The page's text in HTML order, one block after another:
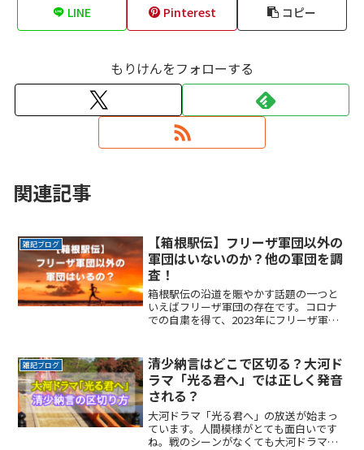
LINE Pinterest コピー
もりけんをフォローする
関連記事
雑記ブログ
【箱根駅伝】フリーザ軍団以外の
軍団はいないのか？他の軍団を調
査！
箱根駅伝の沿道を賑やかす話題の一つと
いえばフリーザ軍団の存在です。コロナ
での自粛を得て、2023年にフリーザ軍団
た新しい仲間も増えているかもしれませ
んね。ここでは、ReadMore...
雑記ブログ
清少納言はどこで区切る？大河ド
ラマ「光る君へ」では正しく発音
される？
大河ドラマ「光る君へ」の放送が始まっ
ています。人間模様がとても面白いです
ね。戦のシーンがなくても大河ドラマと